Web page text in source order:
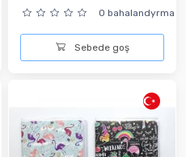
0 bahalandyrma
Sebede goş